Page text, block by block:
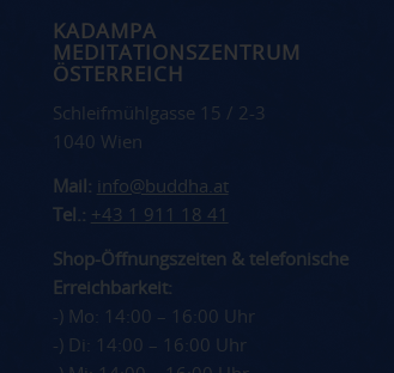
KADAMPA
MEDITATIONSZENTRUM
ÖSTERREICH
Schleifmühlgasse 15 / 2-3
1040 Wien
Mail: info@buddha.at
Tel.: +43 1 911 18 41
Shop-Öffnungszeiten & telefonische
Erreichbarkeit:
-) Mo: 14:00 – 16:00 Uhr
-) Di: 14:00 – 16:00 Uhr